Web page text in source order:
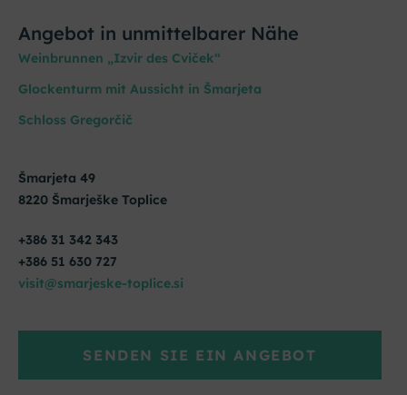
Angebot in unmittelbarer Nähe
Weinbrunnen „Izvir des Cviček“
Glockenturm mit Aussicht in Šmarjeta
Schloss Gregorčič
Šmarjeta 49
8220 Šmarješke Toplice
+386 31 342 343
+386 51 630 727
visit@smarjeske-toplice.si
SENDEN SIE EIN ANGEBOT